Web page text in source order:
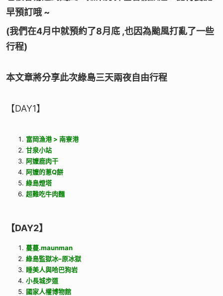
早預訂哦 ~
(我們在4月中就預約了8月底 ,也因為颱風打亂了一些
行程)
本文章將分享此次綠島三天兩夜自由行程
【DAY1】
富岡漁港 > 南寮港
甘泉小站
阿嬤鹿肉干
阿嬤的蔥Q餅
綠島燈塔
超難吃牛肉麵
【DAY2】
蔓蔓.maunman
綠島監獄冰–原冰獄
睡美人與哈巴狗岩
小長城步道
國家人權博物館